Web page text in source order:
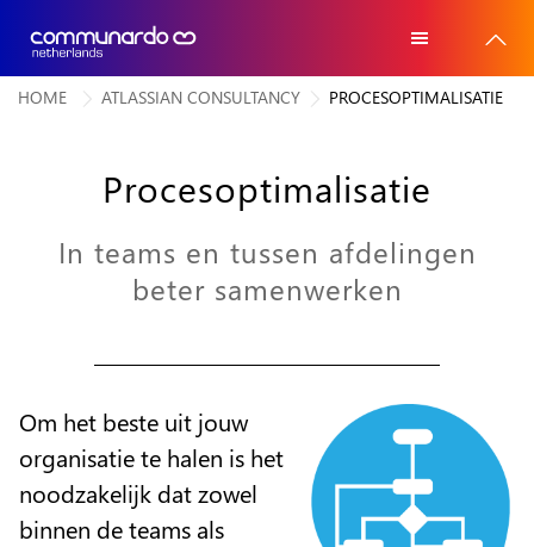
Atlassian software
Referenties
Over ons
Contact
Home
Over ons
Contact
HOME ATLASSIAN CONSULTANCY PROCESOPTIMALISATIE
Procesoptimalisatie
In teams en tussen afdelingen
beter samenwerken
Om het beste uit jouw
organisatie te halen is het
noodzakelijk dat zowel
binnen de teams als